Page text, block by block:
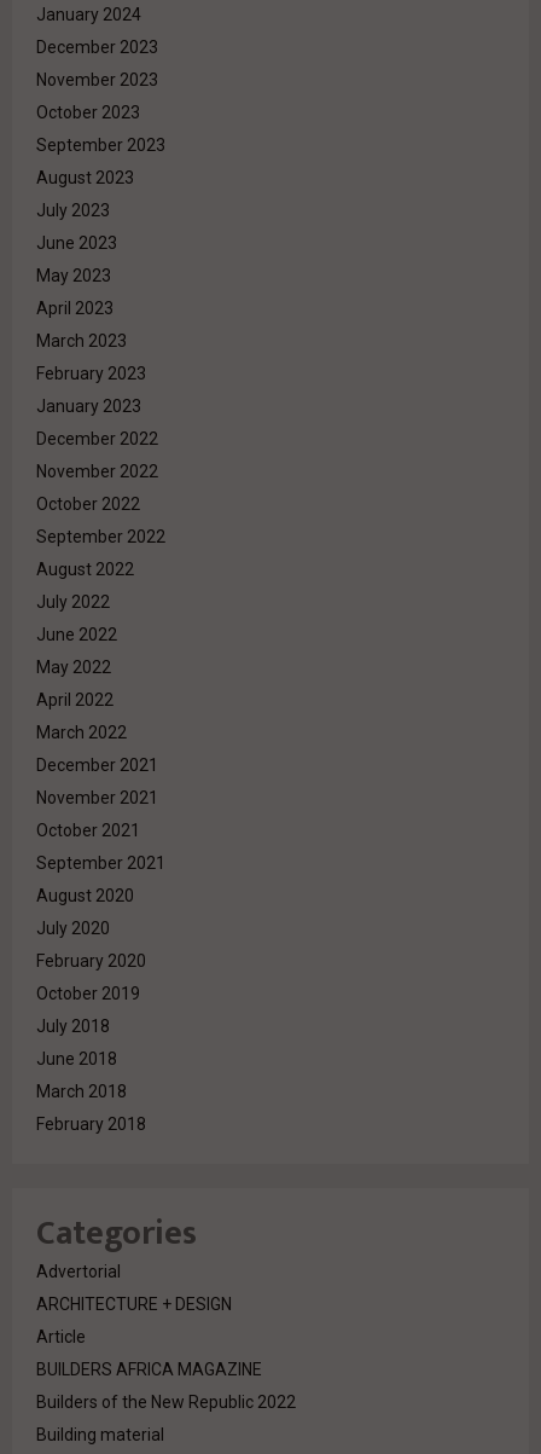
January 2024
December 2023
November 2023
October 2023
September 2023
August 2023
July 2023
June 2023
May 2023
April 2023
March 2023
February 2023
January 2023
December 2022
November 2022
October 2022
September 2022
August 2022
July 2022
June 2022
May 2022
April 2022
March 2022
December 2021
November 2021
October 2021
September 2021
August 2020
July 2020
February 2020
October 2019
July 2018
June 2018
March 2018
February 2018
Categories
Advertorial
ARCHITECTURE + DESIGN
Article
BUILDERS AFRICA MAGAZINE
Builders of the New Republic 2022
Building material